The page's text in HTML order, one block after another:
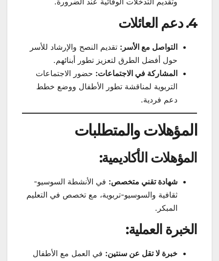
4. دعم العائلات
التواصل مع الأسر: تقديم النصح والإرشاد للأسر
حول أفضل الطرق لتعزيز تطور أبنائهم.
المشاركة في الاجتماعات: حضور الاجتماعات
التربوية لمناقشة تطور الأطفال ووضع خطط
دعم فردية.
المؤهلات والمتطلبات
المؤهلات الأكاديمية:
شهادة تقني متخصص: في الأنشطة السوسيو-
ثقافية والسوسيو-تربوية، مع تخصص في التعليم
المبكر.
الخبرة العملية:
خبرة لا تقل عن سنتين: في العمل مع الأطفال